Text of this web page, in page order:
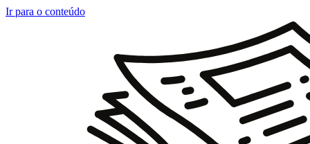
Ir para o conteúdo